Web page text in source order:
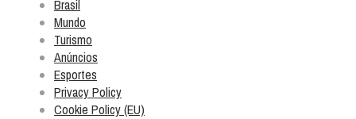
Brasil
Mundo
Turismo
Anúncios
Esportes
Privacy Policy
Cookie Policy (EU)